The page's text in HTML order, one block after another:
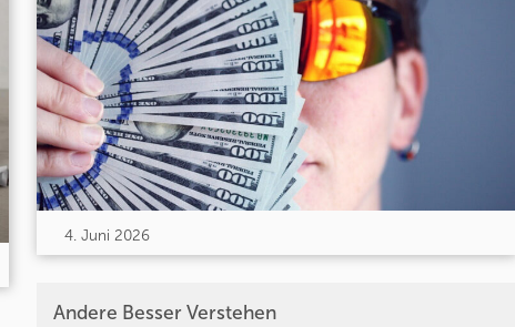
4. Juni 2026
Andere Besser Verstehen